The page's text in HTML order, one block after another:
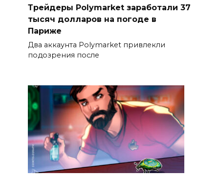
Трейдеры Polymarket заработали 37
тысяч долларов на погоде в
Париже
Два аккаунта Polymarket привлекли
подозрения после